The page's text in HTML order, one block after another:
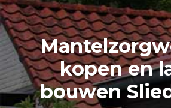
Mantelzorg
kopen en
bouwen